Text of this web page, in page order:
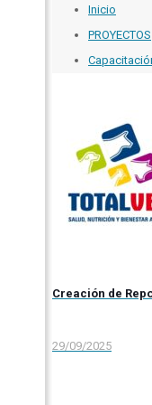
Inicio
PROYECTOS
Creación de
29/09/2025